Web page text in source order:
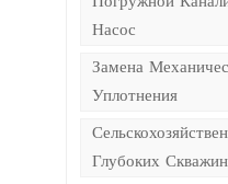
Насос
Замена
Уплотнения
Глубоких Скважин